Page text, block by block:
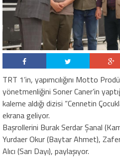
TRT 1’in, yapımcılığını Motto
yönetmenliğini Soner Caner’in
kaleme aldığı dizisi “Cennetin
ekrana geliyor.
Başrollerini Burak Serdar Şanal
Yurdaer Okur (Baytar Ahmet),
Alıcı (Sarı Dayı), paylaşıyor.